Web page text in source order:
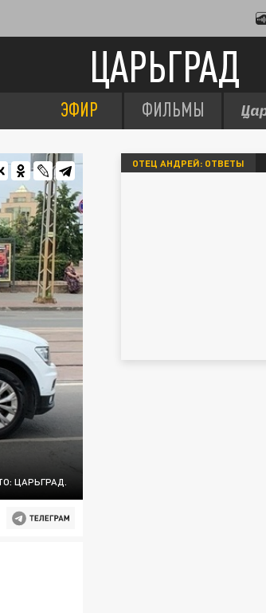
ЦАРЬГРАД
ЭФИР ФИЛЬМЫ
ЦАРЬГРАД.
ОТЕЦ АНДРЕЙ: ОТВЕТЫ